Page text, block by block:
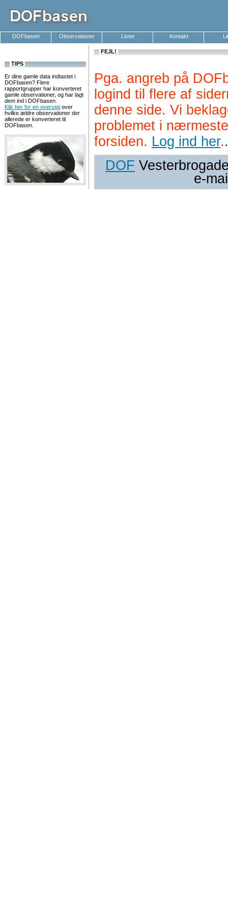
DOFbasen Observationer Lister Kontakt
TIPS
Er dine gamle data indtastet i
DOFbasen? Flere
rapportgrupper har konverteret
gamle observationer, og har lagt
dem ind i DOFbasen.
Klik her for en oversigt over
hvilke ældre observationer der
allerede er konverteret til
DOFbasen.
FEJL!
Pga. angreb på
logind til flere af
denne side. Vi
problemet i
forsiden. Log ind her..
DOF
e-